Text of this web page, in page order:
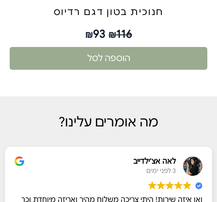
חנוכית בטון דגם רדיוס
₪116
₪93
הוספה לסל
מה אומרים עלינו?
לאה אצ'ילדייב
3 לפני ימים
ואו איזה שירות! היתי צריכה משלוח מהיר ואריזה מיוחדת וכך